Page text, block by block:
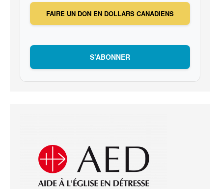
FAIRE UN DON EN DOLLARS CANADIENS
S’ABONNER